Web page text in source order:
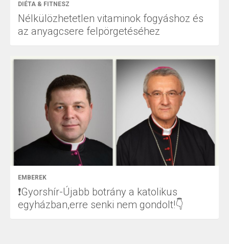
DIÉTA & FITNESZ
Nélkülözhetetlen vitaminok fogyáshoz és
az anyagcsere felpörgetéséhez
EMBEREK
❗Gyorshír-Újabb botrány a katolikus
egyházban,erre senki nem gondolt!👇